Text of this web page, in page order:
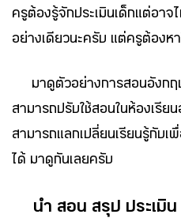
ครูต้องรู้จักประเมินเด็กแต่อาจ
อย่างเดียวนะครับ แต่ครูต้องห
มาดูตัวอย่างการสอนอังกฤ
สามารถปรับใช้สอนในห้องเรีย
สามารถแลกเปลี่ยนเรียนรู้กับ
ได้ มาดูกันเลยครับ
นำ สอน สรุป ประเมิ